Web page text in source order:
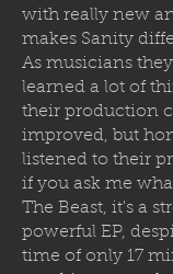
with really new
makes Sanity
As musicians
learned a lot of
their production
improved, but
listened to their
if you ask me
The Beast, it's a
powerful EP,
time of only 17